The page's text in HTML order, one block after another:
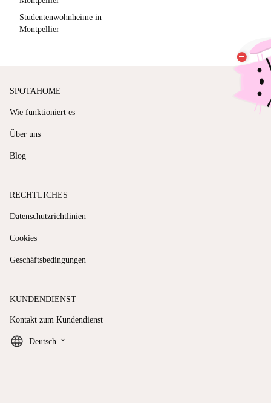
Studentenwohnheime in
Montpellier
SPOTAHOME
Wie funktioniert es
Über uns
Blog
RECHTLICHES
Datenschutzrichtlinien
Cookies
Geschäftsbedingungen
KUNDENDIENST
Kontakt zum Kundendienst
Deutsch keyboard_arrow_down